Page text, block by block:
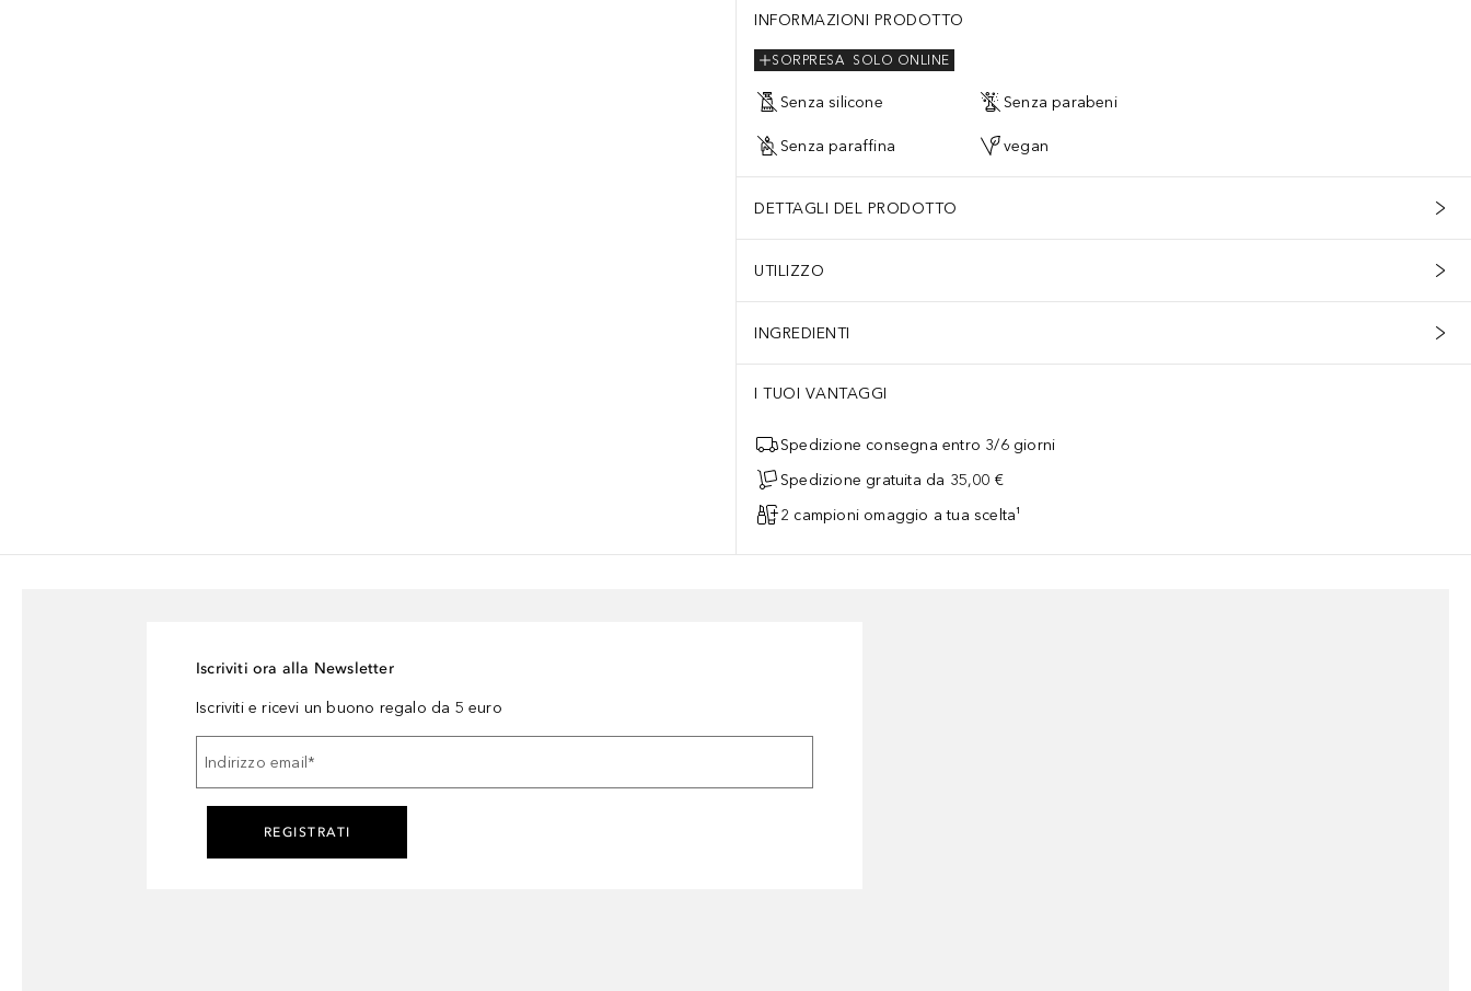
INFORMAZIONI PRODOTTO
SOLO ONLINE
SORPRESA
Senza silicone Senza parabeni
Senza paraffina vegan
DETTAGLI DEL PRODOTTO
UTILIZZO
INGREDIENTI
I TUOI VANTAGGI
Spedizione consegna entro 3/6 giorni
Spedizione gratuita da 35,00 €
2 campioni omaggio a tua scelta¹
Iscriviti ora alla Newsletter
Iscriviti e ricevi un buono regalo da 5 euro
Indirizzo email *
REGISTRATI